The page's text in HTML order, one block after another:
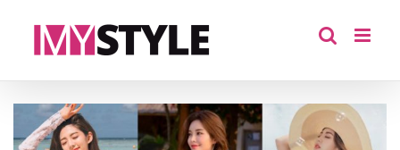
View
Larger